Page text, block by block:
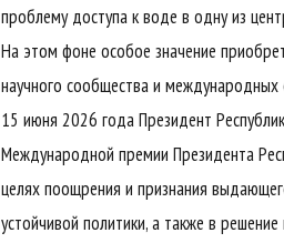
проблему доступа к воде в одну из
На этом фоне особое значение
научного сообщества и международных
15 июня 2026 года Президент
Международной премии Президента
целях поощрения и признания
устойчивой политики, а также в